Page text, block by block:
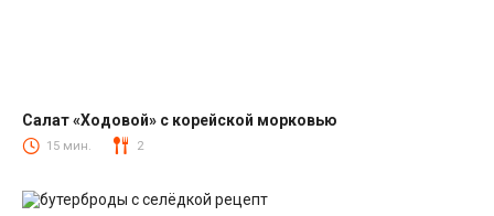
Салаты с корейской морковкой
Салат «Ходовой» с корейской морковью
15 мин. 2